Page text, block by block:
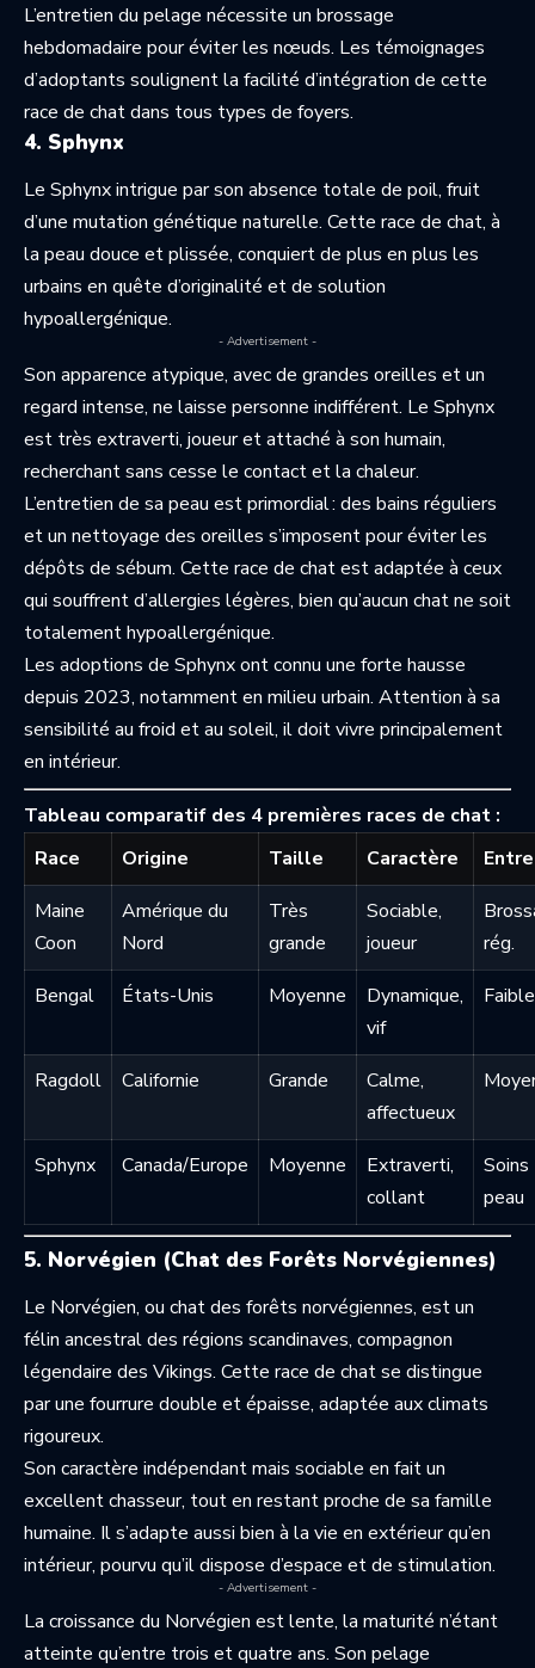
L’entretien du pelage nécessite un brossage
hebdomadaire pour éviter les nœuds. Les témoignages
d’adoptants soulignent la facilité d’intégration de cette
race de chat dans tous types de foyers.
4. Sphynx
Le Sphynx intrigue par son absence totale de poil, fruit
d’une mutation génétique naturelle. Cette race de chat, à
la peau douce et plissée, conquiert de plus en plus les
urbains en quête d’originalité et de solution
hypoallergénique.
- Advertisement -
Son apparence atypique, avec de grandes oreilles et un
regard intense, ne laisse personne indifférent. Le Sphynx
est très extraverti, joueur et attaché à son humain,
recherchant sans cesse le contact et la chaleur.
L’entretien de sa peau est primordial : des bains réguliers
et un nettoyage des oreilles s’imposent pour éviter les
dépôts de sébum. Cette race de chat est adaptée à ceux
qui souffrent d’allergies légères, bien qu’aucun chat ne soit
totalement hypoallergénique.
Les adoptions de Sphynx ont connu une forte hausse
depuis 2023, notamment en milieu urbain. Attention à sa
sensibilité au froid et au soleil, il doit vivre principalement
en intérieur.
Tableau comparatif des 4 premières races de chat :
Race
Origine Taille Caractère
Maine
Coon
Amérique du
Nord
Très
grande
Sociable,
joueur
rég.
Bengal
États-Unis Moyenne
Dynamique,
vif
Faible
Ragdoll Californie Grande
Calme,
affectueux
Sphynx Canada/Europe Moyenne
Extraverti,
collant
Soins
peau
5. Norvégien (Chat des Forêts Norvégiennes)
Le Norvégien, ou chat des forêts norvégiennes, est un
félin ancestral des régions scandinaves, compagnon
légendaire des Vikings. Cette race de chat se distingue
par une fourrure double et épaisse, adaptée aux climats
rigoureux.
Son caractère indépendant mais sociable en fait un
excellent chasseur, tout en restant proche de sa famille
humaine. Il s’adapte aussi bien à la vie en extérieur qu’en
intérieur, pourvu qu’il dispose d’espace et de stimulation.
- Advertisement -
La croissance du Norvégien est lente, la maturité n’étant
atteinte qu’entre trois et quatre ans. Son pelage